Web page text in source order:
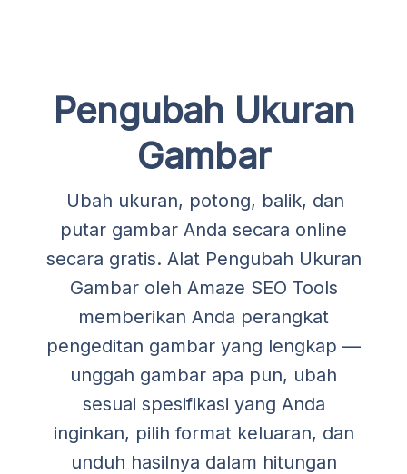
Pengubah Ukuran
Gambar
Ubah ukuran, potong, balik, dan
putar gambar Anda secara online
secara gratis. Alat Pengubah Ukuran
Gambar oleh Amaze SEO Tools
memberikan Anda perangkat
pengeditan gambar yang lengkap —
unggah gambar apa pun, ubah
sesuai spesifikasi yang Anda
inginkan, pilih format keluaran, dan
unduh hasilnya dalam hitungan